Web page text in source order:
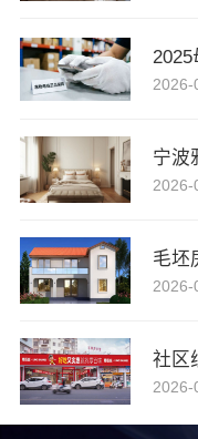
2026-
宁波
2026-
毛坯
2026-
社区
2026-